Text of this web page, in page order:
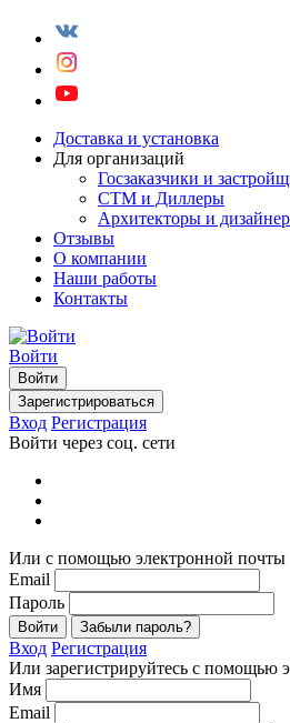
Доставка и установка
Для организаций
Госзаказчики и
СТМ и Диллеры
Архитекторы и
Отзывы
О компании
Наши работы
Контакты
Войти
Войти
Зарегистрироваться
Вход Регистрация
Войти через соц. сети
Или с помощью электронной почты
Email
Пароль
Войти Забыли пароль?
Вход Регистрация
Или зарегистрируйтесь с помощью
Имя
Email